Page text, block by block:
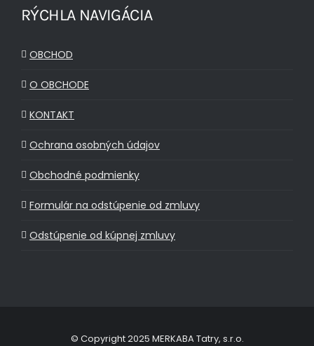
RÝCHLA NAVIGÁCIA
OBCHOD
O OBCHODE
KONTAKT
Ochrana osobných údajov
Obchodné podmienky
Formulár na odstúpenie od zmluvy
Odstúpenie od kúpnej zmluvy
© Copyright 2025 MERKABA Tatry, s.r.o.